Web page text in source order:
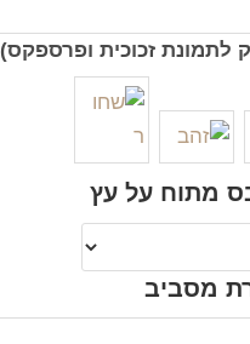
לתמונת זכוכית ופרספקס)
מתוח על עץ
מסביב